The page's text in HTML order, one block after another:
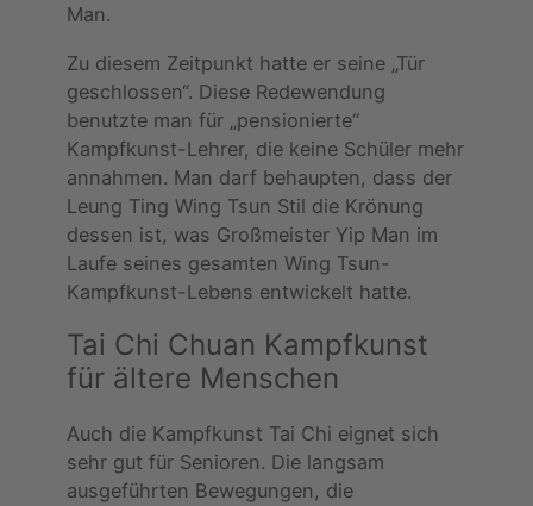
Man.
Zu diesem Zeitpunkt hatte er seine „Tür
geschlossen“. Diese Redewendung
benutzte man für „pensionierte“
Kampfkunst-Lehrer, die keine Schüler mehr
annahmen. Man darf behaupten, dass der
Leung Ting Wing Tsun Stil die Krönung
dessen ist, was Großmeister Yip Man im
Laufe seines gesamten Wing Tsun-
Kampfkunst-Lebens entwickelt hatte.
Tai Chi Chuan Kampfkunst
für ältere Menschen
Auch die Kampfkunst Tai Chi eignet sich
sehr gut für Senioren. Die langsam
ausgeführten Bewegungen, die